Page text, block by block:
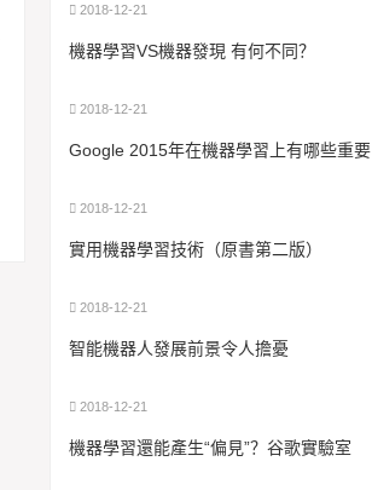
2018-12-21
機器學習VS機器發現 有何不同？
2018-12-21
Google 2015年在機器學習上有哪些重要
2018-12-21
實用機器學習技術（原書第二版）
2018-12-21
智能機器人發展前景令人擔憂
2018-12-21
機器學習還能產生“偏見”？谷歌實驗室